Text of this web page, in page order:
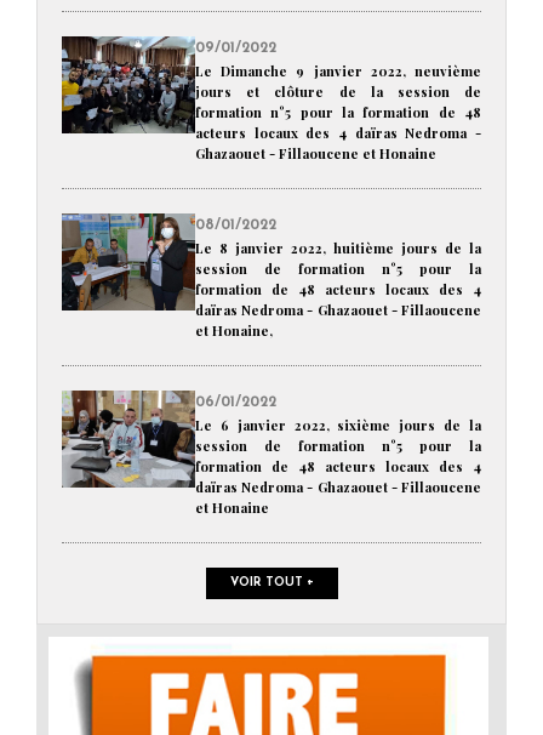
09/01/2022
Le Dimanche 9 janvier 2022, neuvième
jours et clôture de la session de
formation n°5 pour la formation de 48
acteurs locaux des 4 daïras Nedroma -
Ghazaouet - Fillaoucene et Honaine
08/01/2022
Le 8 janvier 2022, huitième jours de la
session de formation n°5 pour la
formation de 48 acteurs locaux des 4
daïras Nedroma - Ghazaouet - Fillaoucene
et Honaine,
06/01/2022
Le 6 janvier 2022, sixième jours de la
session de formation n°5 pour la
formation de 48 acteurs locaux des 4
daïras Nedroma - Ghazaouet - Fillaoucene
et Honaine
VOIR TOUT +